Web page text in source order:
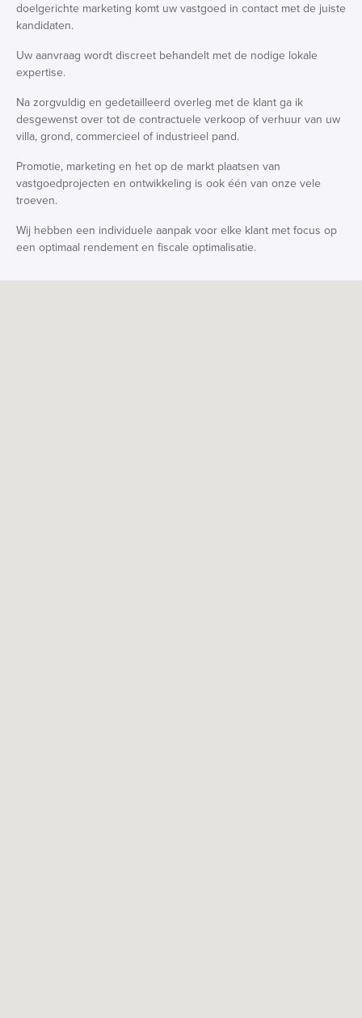
doelgerichte marketing komt uw vastgoed in contact met de juiste
kandidaten.
Uw aanvraag wordt discreet behandelt met de nodige lokale
expertise.
Na zorgvuldig en gedetailleerd overleg met de klant ga ik
desgewenst over tot de contractuele verkoop of verhuur van uw
villa, grond, commercieel of industrieel pand.
Promotie, marketing en het op de markt plaatsen van
vastgoedprojecten en ontwikkeling is ook één van onze vele
troeven.
Wij hebben een individuele aanpak voor elke klant met focus op
een optimaal rendement en fiscale optimalisatie.